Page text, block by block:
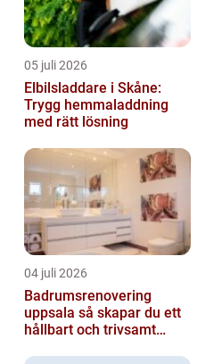
05 juli 2026
Elbilsladdare i Skåne:
Trygg hemmaladdning
med rätt lösning
04 juli 2026
Badrumsrenovering
uppsala så skapar du ett
hållbart och trivsamt